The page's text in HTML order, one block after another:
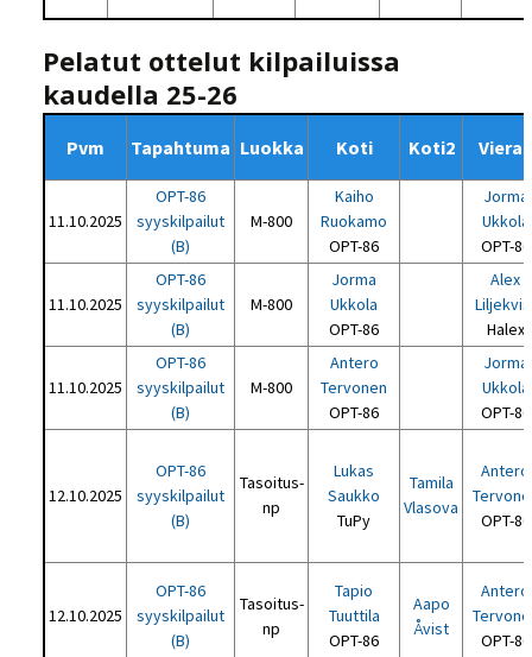
Pelatut ottelut kilpailuissa
kaudella 25-26
Pvm Tapahtuma Luokka Koti Koti2 Vieras
11.10.2025
OPT-86
syyskilpailut
(B)
M-800
Kaiho
Ruokamo
OPT-86
Jorma
Ukkola
OPT-86
11.10.2025
OPT-86
syyskilpailut
(B)
M-800
Jorma
Ukkola
OPT-86
Alex
Halex
11.10.2025
OPT-86
syyskilpailut
(B)
M-800
Antero
Tervonen
OPT-86
Jorma
Ukkola
OPT-86
12.10.2025
OPT-86
syyskilpailut
(B)
Tasoitus-
np
Lukas
Saukko
TuPy
Tamila
Vlasova
Antero
OPT-86
12.10.2025
OPT-86
syyskilpailut
(B)
Tasoitus-
np
Tapio
Tuuttila
OPT-86
Aapo
Åvist
Antero
OPT-86